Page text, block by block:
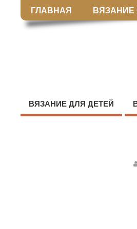
ГЛАВНАЯ
ВЯЗАНИЕ ДЛЯ ДЕТЕЙ